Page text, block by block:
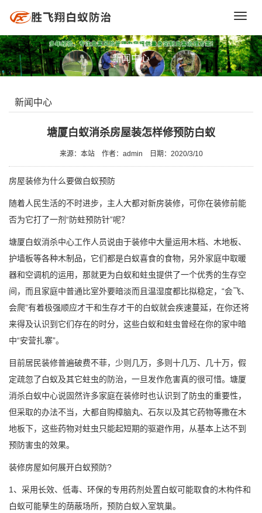
新闻中心
新闻中心
塘厦白蚁消杀房屋装怎样修预防白蚁
来源：本站 作者：admin 日期：2020/3/10
房屋装修为什么要做白蚁预防
随着人民生活的不时进步，主人大都对新房装修，可你在装修前能
否为它打了一剂“防蛀预防针”呢？
塘厦白蚁消杀中心工作人员说由于装修中大量运用木档、木地板、
护墙板等各种木制品，它们都是白蚁喜食的食物，另外家庭中取暖
器和空调机的运用，那就更为白蚁和蛀虫提供了一个优秀的生存空
间，而且家庭中普通比室外要暗淡而且温湿度都比拟稳定，“会飞、
会爬”有着极强顺应才干和生存才干的白蚁就会疾速蔓延，在你还将
来得及认识到它们存在的时分，这些白蚁和蛀虫曾经在你的家中暗
中“安营扎寨”。
目前居民装修普遍破费不菲，少则几万，多则十几万、几十万，假
定疏忽了白蚁及其它蛀虫的防治，一旦发作危害真的很可惜。 塘厦
消杀白蚁中心说固然许多家庭在装修时也认识到了防虫的重要性，
但采取的办法不当，大都自购樟脑丸、石灰以及其它药物等撒在木
地板下，这些药物对蛀虫只能起短期的驱避作用，从基本上达不到
预防害虫的效果。
装修房屋如何展开白蚁预防?
1、采用长效、低毒、环保的专用药剂处置白蚁可能取食的木构件和
白蚁可能孳生的荫蔽场所，预防白蚁入室筑巢。